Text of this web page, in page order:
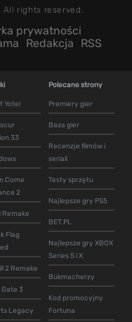
All rights reserved.
prywatności
Redakcja RSS
Yotei
33
Come
2
Remake
Flag
2 Remake
Gate 3
Legacy
Polecane strony
Premiery gier
Baza gier
Recenzje filmów i
seriali
Testy sprzętu
Najlepsze gry PS5
BET.PL
Najlepsze gry XBOX
Series S i X
Bukmacherzy
Kod promocyjny
Fortuna